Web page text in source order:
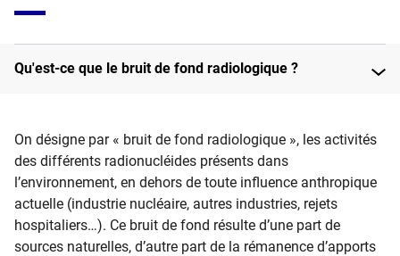
Qu'est-ce que le bruit de fond radiologique ?
On désigne par « bruit de fond radiologique », les activités
des différents radionucléides présents dans
l’environnement, en dehors de toute influence anthropique
actuelle (industrie nucléaire, autres industries, rejets
hospitaliers…). Ce bruit de fond résulte d’une part de
sources naturelles, d’autre part de la rémanence d’apports